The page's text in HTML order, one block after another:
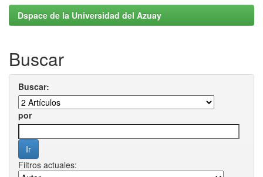
Dspace de la Universidad del Azuay
Buscar
Buscar:
por
Filtros actuales: